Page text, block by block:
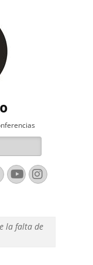
YouTube
la falta de